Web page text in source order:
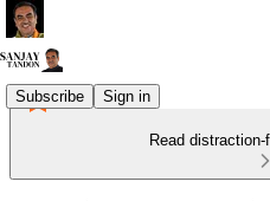
Subscribe Sign in
Read